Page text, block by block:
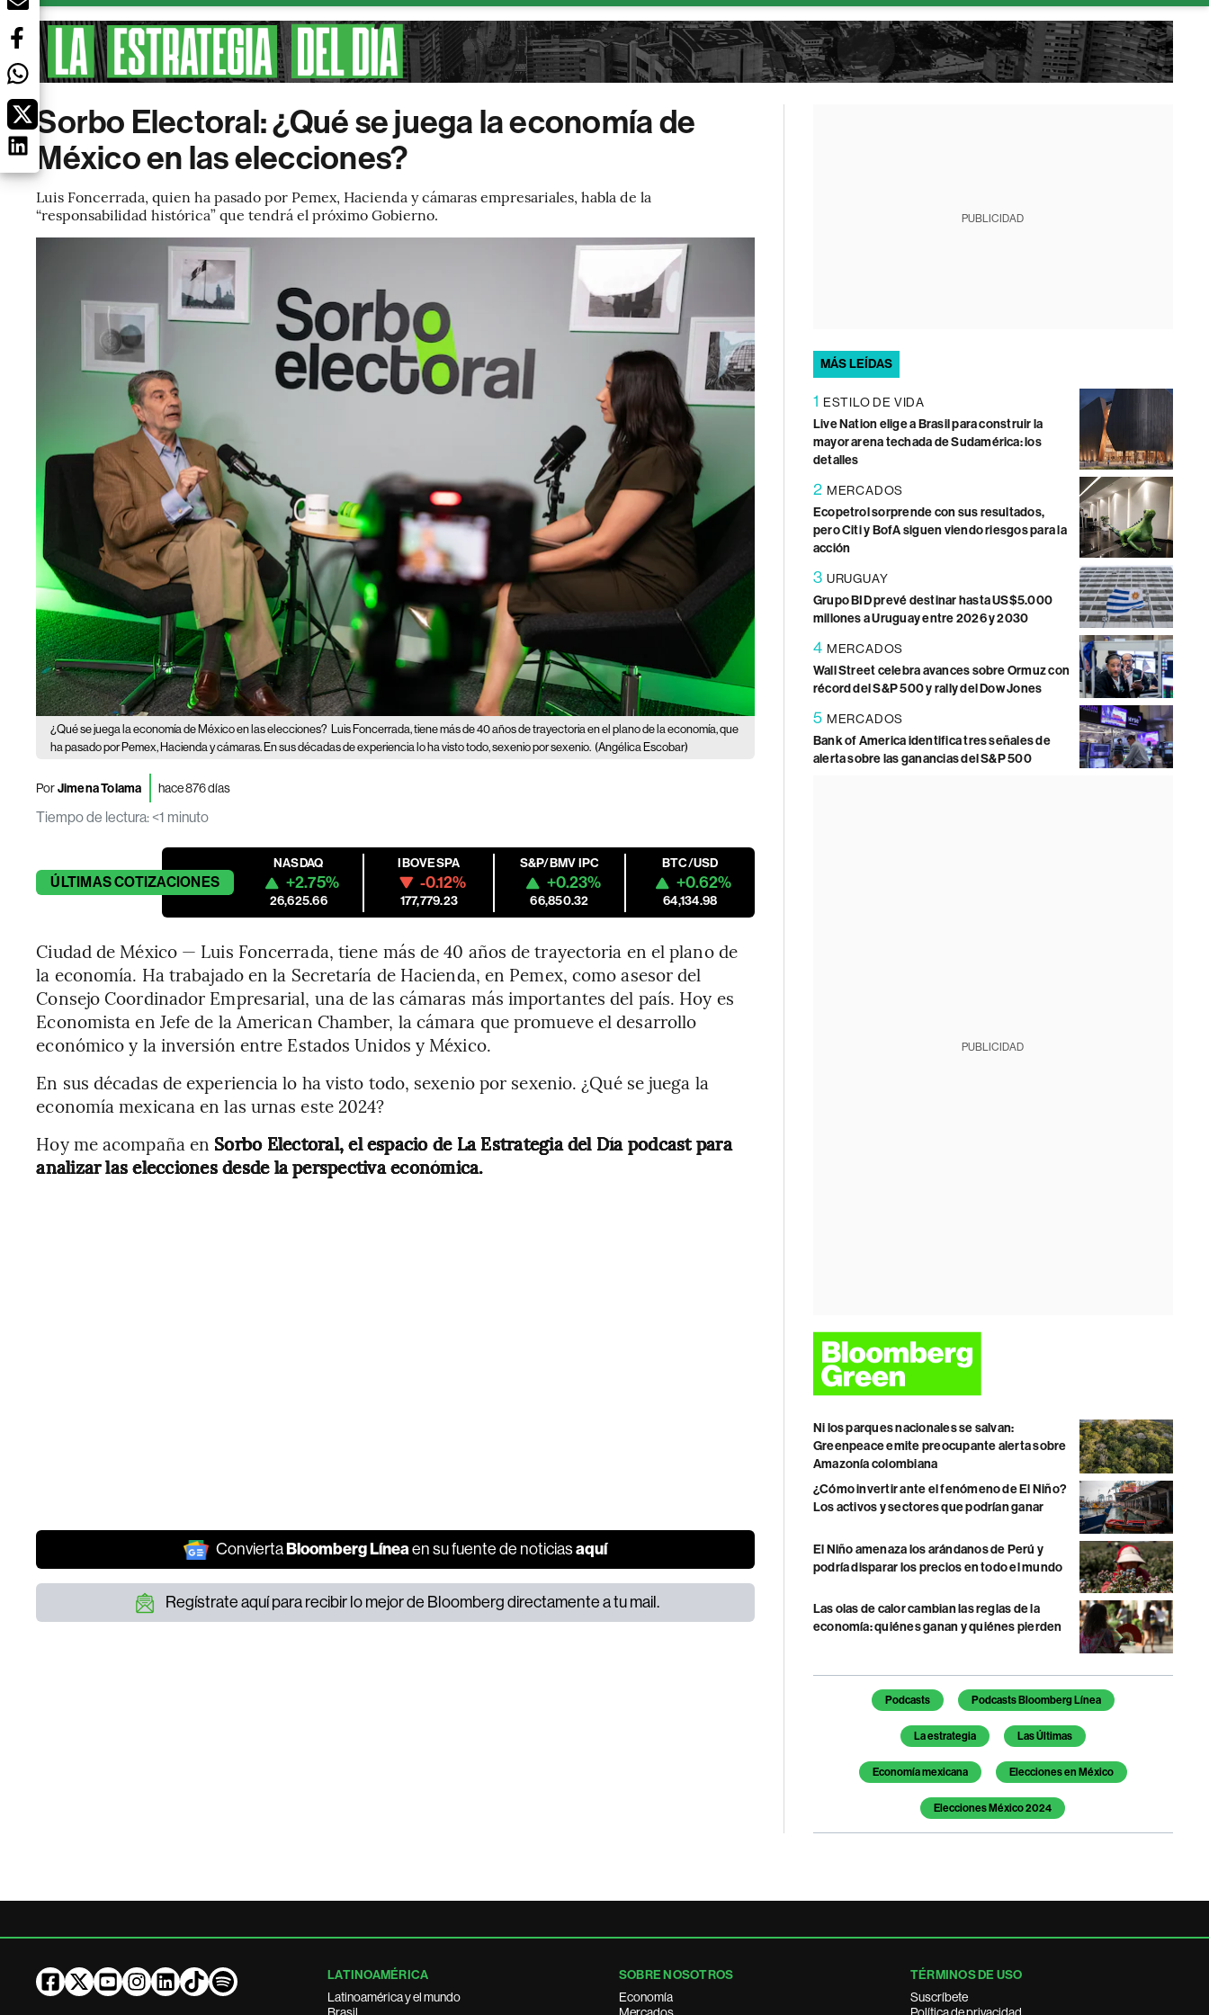
Sorbo Electoral: ¿Qué se juega la economía de
México en las elecciones?
Luis Foncerrada, quien ha pasado por Pemex, Hacienda y cámaras empresariales, habla de la
“responsabilidad histórica” que tendrá el próximo Gobierno.
¿Qué se juega la economía de México en las elecciones? Luis Foncerrada, tiene más de 40 años de trayectoria en el plano de la economía, que
ha pasado por Pemex, Hacienda y cámaras. En sus décadas de experiencia lo ha visto todo, sexenio por sexenio. (Angélica Escobar)
PorJimena Tolama hace 876 días
Tiempo de lectura:<1 minuto
ÚLTIMASCOTIZACIONES
NASDAQ
+2.75%
26,625.66
IBOVESPA
-0.12%
177,779.23
S&P/BMV IPC
+0.23%
66,850.32
BTC/USD
+0.62%
64,134.98
Ciudad de México — Luis Foncerrada, tiene más de 40 años de trayectoria en el plano de
la economía. Ha trabajado en la Secretaría de Hacienda, en Pemex, como asesor del
Consejo Coordinador Empresarial, una de las cámaras más importantes del país. Hoy es
Economista en Jefe de la American Chamber, la cámara que promueve el desarrollo
económico y la inversión entre Estados Unidos y México.
En sus décadas de experiencia lo ha visto todo, sexenio por sexenio. ¿Qué se juega la
economía mexicana en las urnas este 2024?
Hoy me acompaña en Sorbo Electoral, el espacio de La Estrategia del Día podcast para
analizar las elecciones desde la perspectiva económica.
ConviertaBloomberg Líneaen su fuente de noticiasaquí
Regístrate aquí para recibir lo mejor de Bloomberg directamente a tu mail.
PUBLICIDAD
MÁS LEÍDAS
1 ESTILO DE VIDA
Live Nation elige a Brasil para construir la
mayor arena techada de Sudamérica: los
detalles
2 MERCADOS
Ecopetrol sorprende con sus resultados,
pero Citi y BofA siguen viendo riesgos para la
acción
3 URUGUAY
Grupo BID prevé destinar hasta US$5.000
millones a Uruguay entre 2026 y 2030
4 MERCADOS
Wall Street celebra avances sobre Ormuz con
récord del S&P 500 y rally del Dow Jones
5 MERCADOS
Bank of America identifica tres señales de
alerta sobre las ganancias del S&P 500
PUBLICIDAD
Ni los parques nacionales se salvan:
Greenpeace emite preocupante alerta sobre
Amazonía colombiana
¿Cómo invertir ante el fenómeno de El Niño?
Los activos y sectores que podrían ganar
El Niño amenaza los arándanos de Perú y
podría disparar los precios en todo el mundo
Las olas de calor cambian las reglas de la
economía: quiénes ganan y quiénes pierden
Temas de este artículo
Podcasts Podcasts Bloomberg Línea
La estrategia Las Últimas
Economía mexicana Elecciones en México
Elecciones México 2024
LATINOAMÉRICA
Latinoamérica y el mundo
SOBRE NOSOTROS
Economía
TÉRMINOS DE USO
Suscríbete